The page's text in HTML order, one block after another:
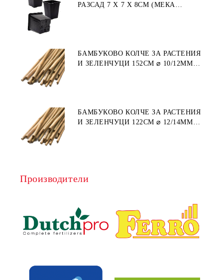
РАЗСАД 7 X 7 X 8СМ (МЕКА
БАМБУКОВО КОЛЧЕ ЗА РАСТЕНИЯ
И ЗЕЛЕНЧУЦИ 152СМ ⌀ 10/12ММ
БАМБУКОВО КОЛЧЕ ЗА РАСТЕНИЯ
И ЗЕЛЕНЧУЦИ 122СМ ⌀ 12/14ММ
Производители